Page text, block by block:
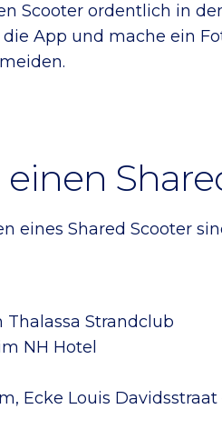
Scooter ordentlich in
App und mache ein
eines Shared Scooter
Strandclub
NH Hotel
Ecke Louis